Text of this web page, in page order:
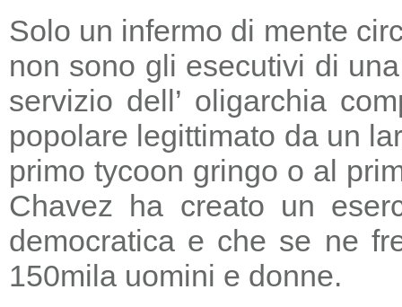
Solo un infermo di mente
non sono gli esecutivi di
servizio dell’ oligarchia
popolare legittimato da un
primo tycoon gringo o al
Chavez ha creato un
democratica e che se ne
150mila uomini e donne.